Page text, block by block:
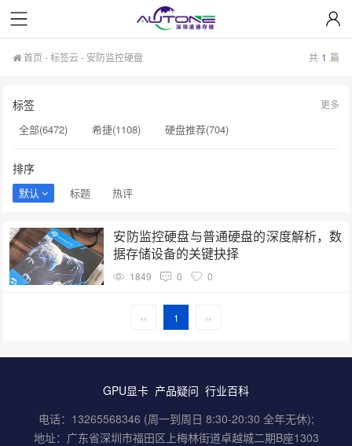
首页 -标签云- 安防监控硬盘 共 1 篇
标签
全部(6472) 希捷(1108)
硬盘推荐(704)
NAS硬盘(593)
希捷硬盘(553)
4TB移动硬盘(1)
经销商(1)
西部数据硬盘​(1)
企业级硬盘批发价(1)
西数硬盘出厂价(1)
更多
排序
默认 标题 热评
安防监控硬盘与普通硬盘的深度解析，数
据存储设备的关键抉择
1849 0 0
‹‹ 1 ››
GPU显卡 产品疑问 行业百科
电话：13265568346 (周一到周日 8:30-20:30 全年无休);
地址：广东省深圳市福田区上梅林街道卓越城二期B座1303